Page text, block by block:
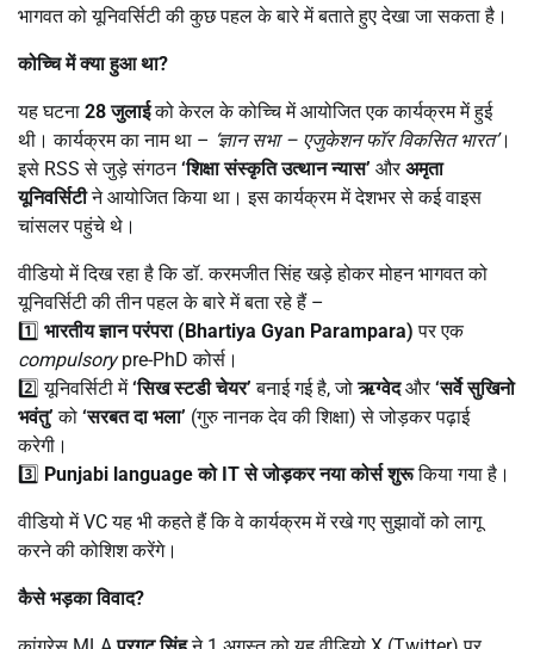
भागवत को यूनिवर्सिटी की कुछ पहल के बारे में बताते हुए देखा जा सकता है।
कोच्चि में क्या हुआ था?
यह घटना 28जुलाईको केरल के कोच्चि में आयोजित एक कार्यक्रम में हुई
थी। कार्यक्रम का नाम था – ज्ञान सभा – एजुकेशन फॉर विकसित भारत’।
इसे RSS से जुड़े संगठन‘शिक्षा संस्कृति उत्थान न्यास’ औरअमृता
यूनिवर्सिटीने आयोजित किया था। इस कार्यक्रम में देशभर से कई वाइस
चांसलर पहुंचे थे।
वीडियो में दिख रहा है कि डॉ. करमजीत सिंह खड़े होकर मोहन भागवत को
यूनिवर्सिटी की तीन पहल के बारे में बता रहे हैं –
1️⃣ भारतीय ज्ञान परंपरा (Bhartiya Gyan Parampara) पर एक
compulsorypre-PhD कोर्स।
2️⃣ यूनिवर्सिटी में‘सिख स्टडी चेयर’ बनाई गई है, जोऋग्वेदऔर‘सर्वे सुखिनो
भवंतु’ को ‘सरबत दा भला’ (गुरु नानक देव की शिक्षा) से जोड़कर पढ़ाई
करेगी।
3️⃣ Punjabi languageको ITसे जोड़कर नया कोर्स शुरूकिया गया है।
वीडियो में VC यह भी कहते हैं कि वे कार्यक्रम में रखे गए सुझावों को लागू
करने की कोशिश करेंगे।
कैसे भड़का विवाद?